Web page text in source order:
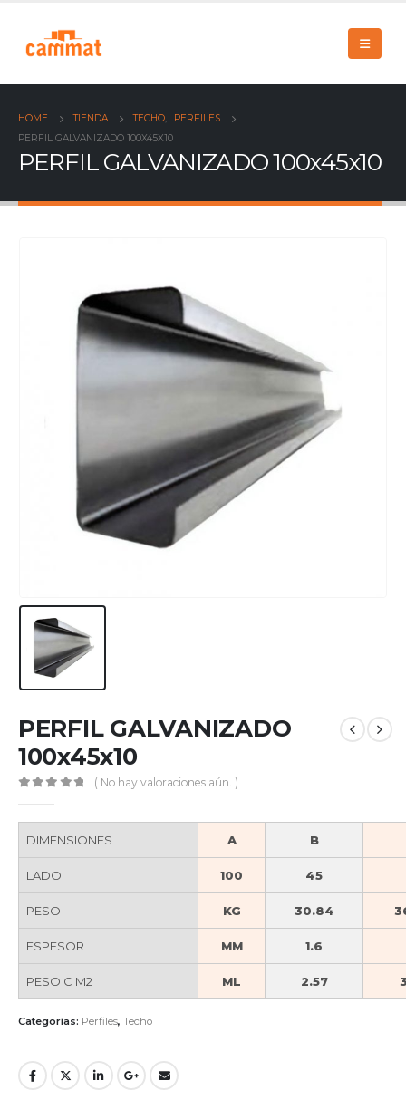
HOME TIENDA TECHO,
PERFILES
PERFIL GALVANIZADO 100X45X10
PERFIL GALVANIZADO 100x45x10
PERFIL GALVANIZADO
100x45x10
( No hay valoraciones aún. )
DIMENSIONES A B
LADO 100 45
PESO KG 30.84
ESPESOR MM 1.6
PESO C M2 ML 2.57
Categorías: Perfiles, Techo